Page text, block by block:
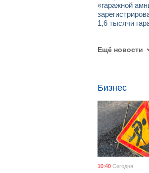
«гаражной
1,6 тысячи
Ещё новости
Бизнес
10:40 Сегодня